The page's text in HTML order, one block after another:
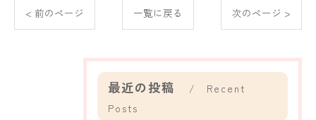
< 前のページ 一覧に戻る 次のページ >
最近の投稿
Recent
Posts